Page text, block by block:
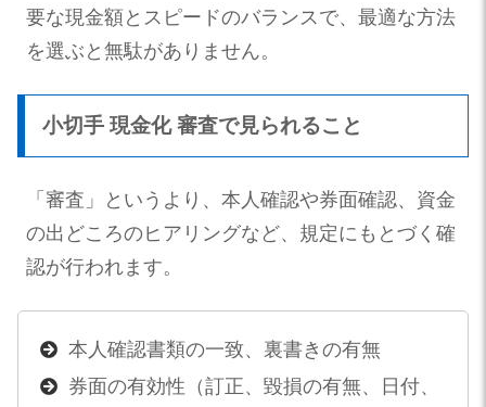
要な現金額とスピードのバランスで、最適な方法
を選ぶと無駄がありません。
小切手 現金化 審査で見られること
「審査」というより、本人確認や券面確認、資金
の出どころのヒアリングなど、規定にもとづく確
認が行われます。
本人確認書類の一致、裏書きの有無
券面の有効性（訂正、毀損の有無、日付、